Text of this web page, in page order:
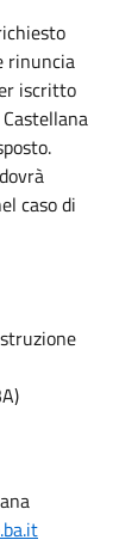
rinuncia
iscritto
caso di